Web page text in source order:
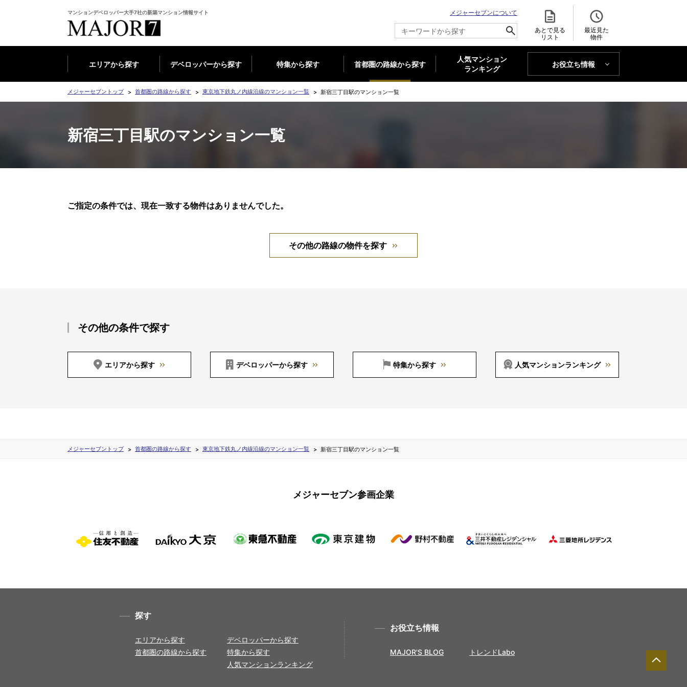
マンションデベロッパー大手7社の新築マンション情報サイト
メジャーセブンについて
あとで見る
リスト
最近見た
物件
エリアから探す デベロッパーから探す 特集から探す 首都圏の路線から探す
人気マンション
ランキング
お役立ち情報
MAJOR'S BLOG
メジャーセブントップ 首都圏の路線から探す 東京地下鉄丸ノ内線沿線のマンション一覧 新宿三丁目駅のマンション一覧
新宿三丁目駅のマンション一覧
ご指定の条件では、現在一致する物件はありませんでした。
その他の路線の物件を探す
その他の条件で探す
エリアから探す デベロッパーから探す 特集から探す 人気マンションランキング
メジャーセブントップ 首都圏の路線から探す 東京地下鉄丸ノ内線沿線のマンション一覧 新宿三丁目駅のマンション一覧
メジャーセブン参画企業
探す
エリアから探す
首都圏の路線から探す
デベロッパーから探す
特集から探す
人気マンションランキング
お役立ち情報
MAJOR'S BLOG トレンドLabo